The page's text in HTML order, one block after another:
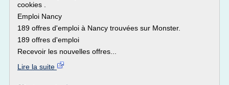
cookies .
Emploi Nancy
189 offres d'emploi à Nancy trouvées sur Monster.
189 offres d'emploi
Recevoir les nouvelles offres...
Lire la suite